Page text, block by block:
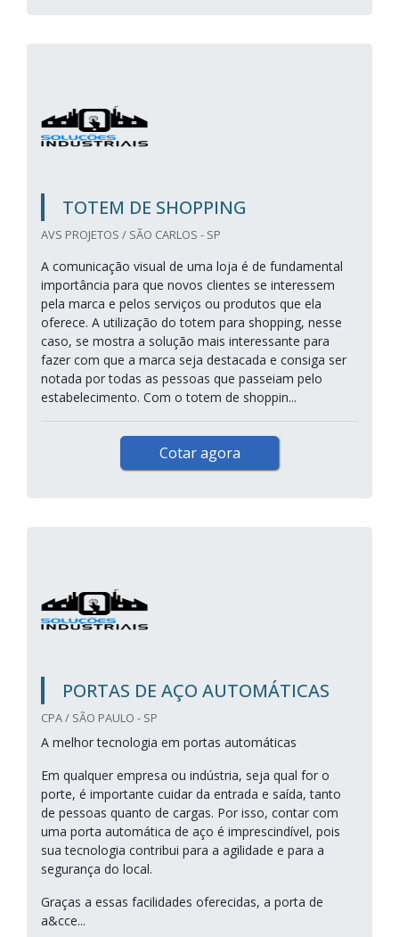
TOTEM DE SHOPPING
AVS PROJETOS / SÃO CARLOS - SP
A comunicação visual de uma loja é de fundamental
importância para que novos clientes se interessem
pela marca e pelos serviços ou produtos que ela
oferece. A utilização do totem para shopping, nesse
caso, se mostra a solução mais interessante para
fazer com que a marca seja destacada e consiga ser
notada por todas as pessoas que passeiam pelo
estabelecimento. Com o totem de shoppin...
Cotar agora
PORTAS DE AÇO AUTOMÁTICAS
CPA / SÃO PAULO - SP
A melhor tecnologia em portas automáticas
Em qualquer empresa ou indústria, seja qual for o
porte, é importante cuidar da entrada e saída, tanto
de pessoas quanto de cargas. Por isso, contar com
uma porta automática de aço é imprescindível, pois
sua tecnologia contribui para a agilidade e para a
segurança do local.
Graças a essas facilidades oferecidas, a porta de
a&cce...